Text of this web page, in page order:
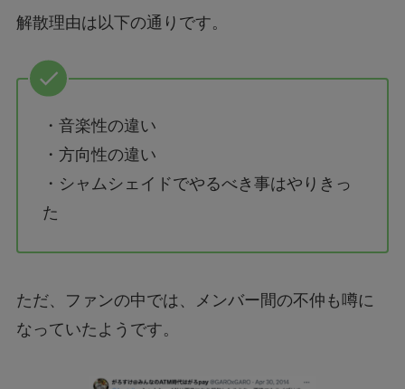
解散理由は以下の通りです。
・音楽性の違い
・方向性の違い
・シャムシェイドでやるべき事はやりきっ
た
ただ、ファンの中では、メンバー間の不仲も噂に
なっていたようです。